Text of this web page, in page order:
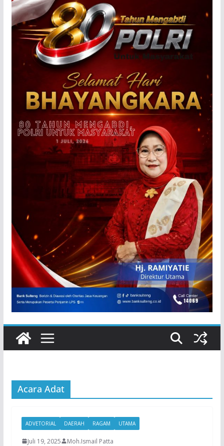
Acara Adat
ADVETORIAL DAERAH RAGAM UTAMA
Juli 19, 2025 Moh.Ismail Patta